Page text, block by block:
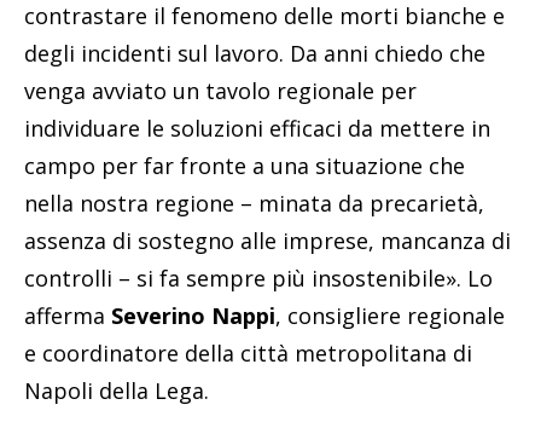
contrastare il fenomeno delle morti bianche e
degli incidenti sul lavoro. Da anni chiedo che
venga avviato un tavolo regionale per
individuare le soluzioni efficaci da mettere in
campo per far fronte a una situazione che
nella nostra regione – minata da precarietà,
assenza di sostegno alle imprese, mancanza di
controlli – si fa sempre più insostenibile». Lo
afferma Severino Nappi, consigliere regionale
e coordinatore della città metropolitana di
Napoli della Lega.